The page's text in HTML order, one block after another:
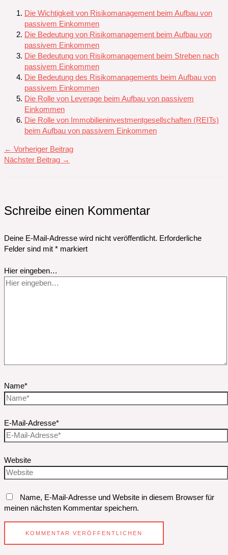
Die Wichtigkeit von Risikomanagement beim Aufbau von
passivem Einkommen
Die Bedeutung von Risikomanagement beim Aufbau von
passivem Einkommen
Die Bedeutung von Risikomanagement beim Streben nach
passivem Einkommen
Die Bedeutung des Risikomanagements beim Aufbau von
passivem Einkommen
Die Rolle von Leverage beim Aufbau von passivem
Einkommen
Die Rolle von Immobilieninvestmentgesellschaften (REITs)
beim Aufbau von passivem Einkommen
← Vorheriger Beitrag
Nächster Beitrag →
Schreibe einen Kommentar
Deine E-Mail-Adresse wird nicht veröffentlicht. Erforderliche
Felder sind mit * markiert
Hier eingeben…
Name*
E-Mail-Adresse*
Website
Name, E-Mail-Adresse und Website in diesem Browser für
meinen nächsten Kommentar speichern.